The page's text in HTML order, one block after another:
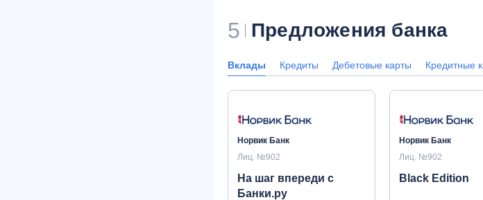
5 Предложения банка
Вклады Кредиты Дебетовые карты Кредитные
Норвик Банк
Лиц. №902
На шаг впереди с
Банки.ру
Норвик Банк
Лиц. №902
Black Edition